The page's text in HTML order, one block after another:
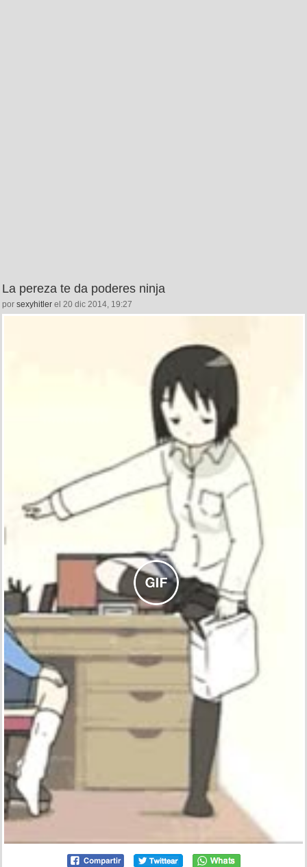
La pereza te da poderes ninja
por sexyhitler el 20 dic 2014, 19:27